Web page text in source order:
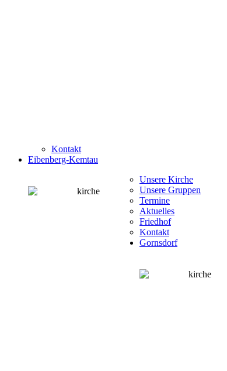
Kontakt
Eibenberg-Kemtau
Unsere Kirche
Unsere Gruppen
Termine
Aktuelles
Friedhof
Kontakt
Gornsdorf